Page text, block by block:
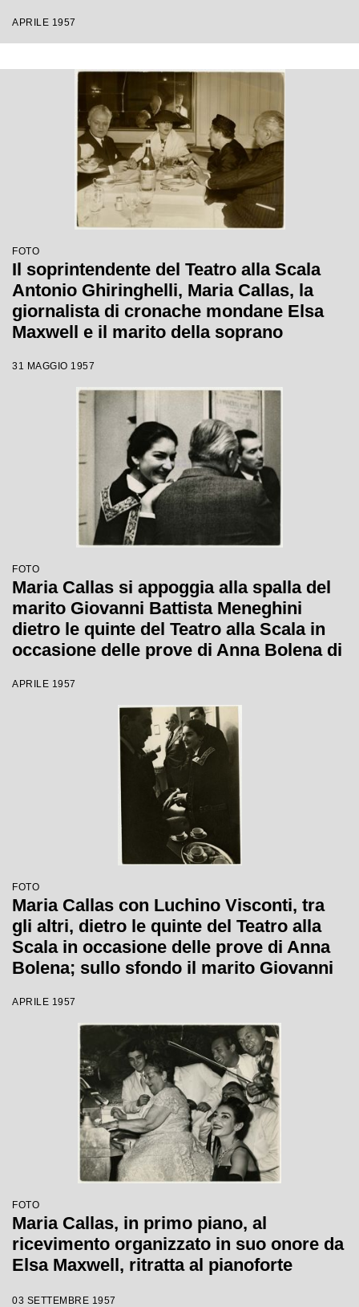
APRILE 1957
FOTO
Il soprintendente del Teatro alla Scala
Antonio Ghiringhelli, Maria Callas, la
giornalista di cronache mondane Elsa
Maxwell e il marito della soprano
ristorante Savini a Milano
31 MAGGIO 1957
FOTO
Maria Callas si appoggia alla spalla del
marito Giovanni Battista Meneghini
dietro le quinte del Teatro alla Scala in
occasione delle prove di Anna Bolena di
APRILE 1957
FOTO
Maria Callas con Luchino Visconti, tra
gli altri, dietro le quinte del Teatro alla
Scala in occasione delle prove di Anna
Bolena; sullo sfondo il marito Giovanni
APRILE 1957
FOTO
Maria Callas, in primo piano, al
ricevimento organizzato in suo onore da
Elsa Maxwell, ritratta al pianoforte
03 SETTEMBRE 1957